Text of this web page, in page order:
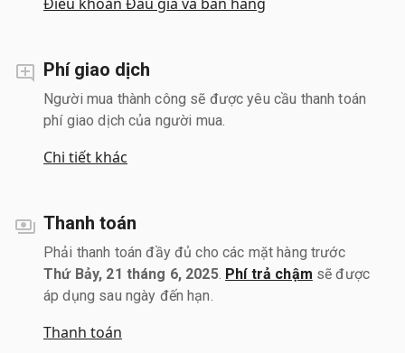
Phí giao dịch
Người mua thành công sẽ được yêu cầu thanh toán
phí giao dịch của người mua.
Chi tiết khác
Thanh toán
Phải thanh toán đầy đủ cho các mặt hàng trước
Thứ Bảy, 21 tháng 6, 2025. Phí trả chậm sẽ được
áp dụng sau ngày đến hạn.
Thanh toán